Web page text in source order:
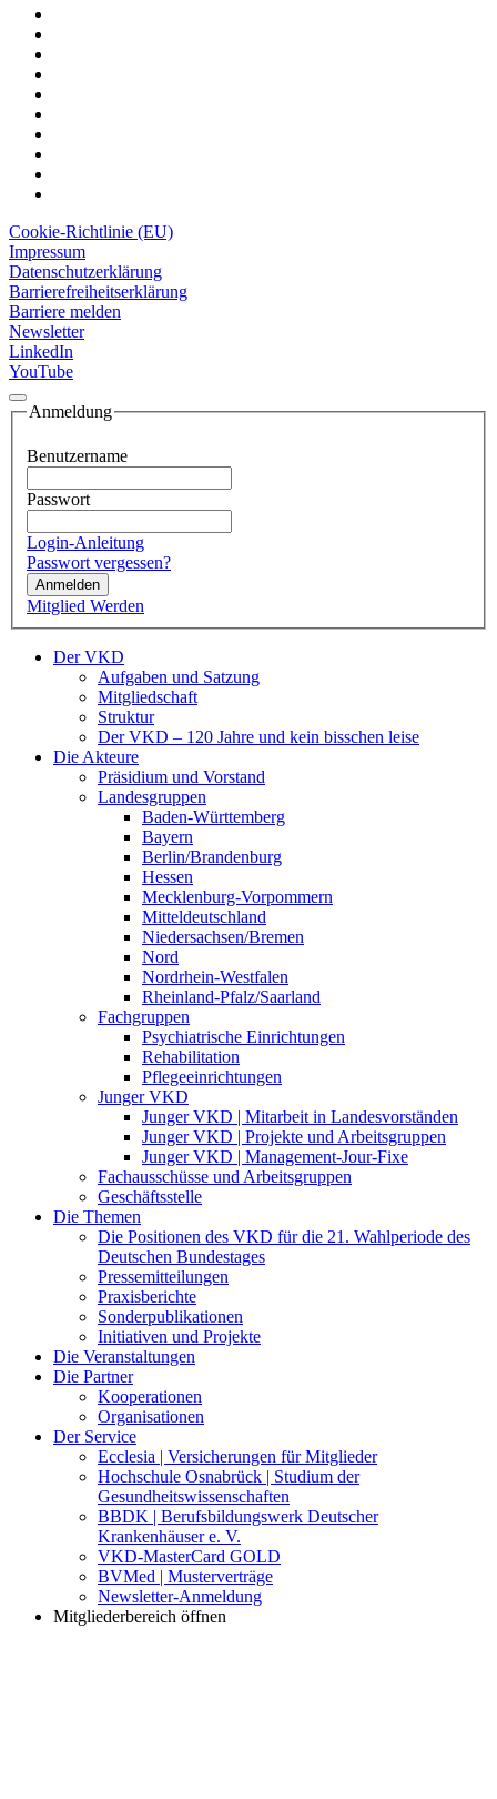
Cookie-Richtlinie (EU)
Impressum
Datenschutzerklärung
Barrierefreiheitserklärung
Barriere melden
Newsletter
LinkedIn
YouTube
Anmeldung
Benutzername
Passwort
Login-Anleitung
Passwort vergessen?
Anmelden
Mitglied Werden
Der VKD
Aufgaben und Satzung
Mitgliedschaft
Struktur
Der VKD – 120 Jahre und kein bisschen leise
Die Akteure
Präsidium und Vorstand
Landesgruppen
Baden-Württemberg
Bayern
Berlin/Brandenburg
Hessen
Mecklenburg-Vorpommern
Mitteldeutschland
Niedersachsen/Bremen
Nord
Nordrhein-Westfalen
Rheinland-Pfalz/Saarland
Fachgruppen
Psychiatrische Einrichtungen
Rehabilitation
Pflegeeinrichtungen
Junger VKD
Junger VKD | Mitarbeit in Landesvorständen
Junger VKD | Projekte und Arbeitsgruppen
Junger VKD | Management-Jour-Fixe
Fachausschüsse und Arbeitsgruppen
Geschäftsstelle
Die Themen
Die Positionen des VKD für die 21. Wahlperiode des
Deutschen Bundestages
Pressemitteilungen
Praxisberichte
Sonderpublikationen
Initiativen und Projekte
Die Veranstaltungen
Die Partner
Kooperationen
Organisationen
Der Service
Ecclesia | Versicherungen für Mitglieder
Hochschule Osnabrück | Studium der
Gesundheitswissenschaften
BBDK | Berufsbildungswerk Deutscher
Krankenhäuser e. V.
VKD-MasterCard GOLD
BVMed | Musterverträge
Newsletter-Anmeldung
Mitgliederbereich öffnen